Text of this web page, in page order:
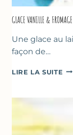
GLACE VANILLE &
Une glace au
façon de…
LIRE LA SUITE